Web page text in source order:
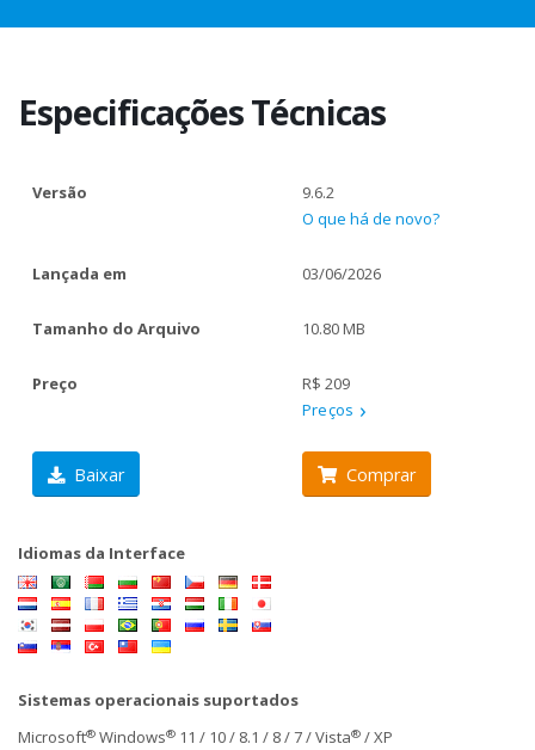
Especificações Técnicas
Versão
9.6.2
O que há de novo?
Lançada em 03/06/2026
Tamanho do Arquivo 10.80 MB
Preço
R$ 209
Preços
Baixar Comprar
Idiomas da Interface
Sistemas operacionais suportados
Microsoft® Windows® 11 / 10 / 8.1 / 8 / 7 / Vista® / XP